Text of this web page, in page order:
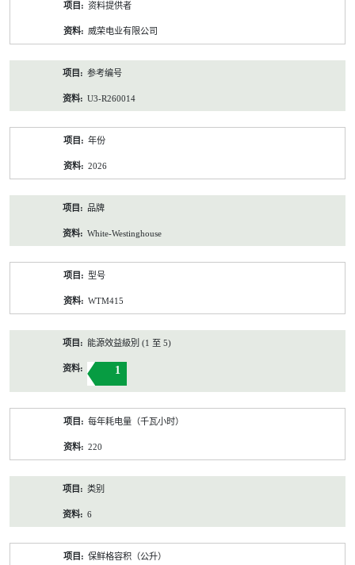
资料提供者
威荣电业有限公司
参考编号
U3-R260014
年份
2026
品牌
White-Westinghouse
型号
WTM415
能源效益級別 (1 至 5)
1
每年耗电量（千瓦小时）
220
类别
6
保鲜格容积（公升）